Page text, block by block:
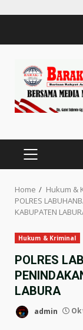
PRIMARY
MENU
Home
Hukum &
POLRES
KABUPATEN
Hukum & Kriminal
POLRES
LABURA
admin